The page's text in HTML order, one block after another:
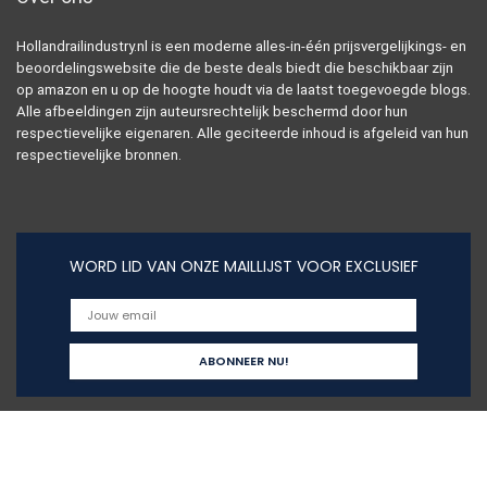
Hollandrailindustry.nl is een moderne alles-in-één prijsvergelijkings- en
beoordelingswebsite die de beste deals biedt die beschikbaar zijn
op amazon en u op de hoogte houdt via de laatst toegevoegde blogs.
Alle afbeeldingen zijn auteursrechtelijk beschermd door hun
respectievelijke eigenaren. Alle geciteerde inhoud is afgeleid van hun
respectievelijke bronnen.
WORD LID VAN ONZE MAILLIJST VOOR EXCLUSIEF